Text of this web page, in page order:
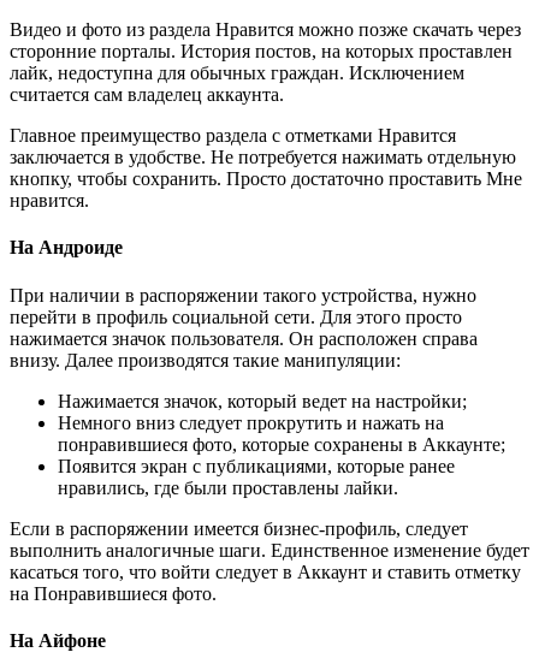
Видео и фото из раздела Нравится можно позже скачать через
сторонние порталы. История постов, на которых проставлен
лайк, недоступна для обычных граждан. Исключением
считается сам владелец аккаунта.
Главное преимущество раздела с отметками Нравится
заключается в удобстве. Не потребуется нажимать отдельную
кнопку, чтобы сохранить. Просто достаточно проставить Мне
нравится.
На Андроиде
При наличии в распоряжении такого устройства, нужно
перейти в профиль социальной сети. Для этого просто
нажимается значок пользователя. Он расположен справа
внизу. Далее производятся такие манипуляции:
Нажимается значок, который ведет на настройки;
Немного вниз следует прокрутить и нажать на
понравившиеся фото, которые сохранены в Аккаунте;
Появится экран с публикациями, которые ранее
нравились, где были проставлены лайки.
Если в распоряжении имеется бизнес-профиль, следует
выполнить аналогичные шаги. Единственное изменение будет
касаться того, что войти следует в Аккаунт и ставить отметку
на Понравившиеся фото.
На Айфоне